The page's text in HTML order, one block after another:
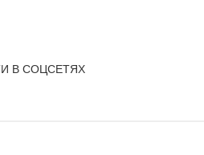
В СОЦСЕТЯХ